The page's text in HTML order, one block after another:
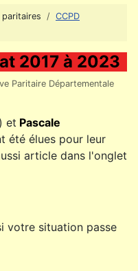
paritaires
CCPD
2017 à 2023
Paritaire Départementale
et Pascale
été élues pour leur
article dans l'onglet
votre situation passe